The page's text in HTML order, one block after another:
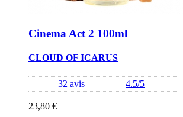
Cinema Act 2 100ml
CLOUD OF ICARUS
32 avis 4.5/5
23,80 €